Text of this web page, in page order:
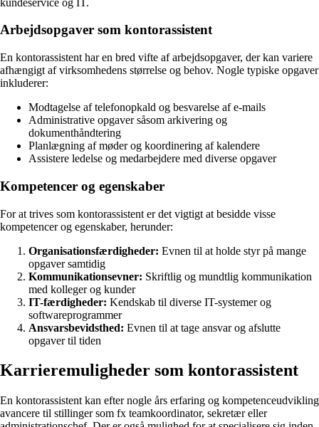
Arbejdsopgaver som kontorassistent
En kontorassistent har en bred vifte af arbejdsopgaver, der kan variere
afhængigt af virksomhedens størrelse og behov. Nogle typiske opgaver
inkluderer:
Modtagelse af telefonopkald og besvarelse af e-mails
Administrative opgaver såsom arkivering og
dokumenthåndtering
Planlægning af møder og koordinering af kalendere
Assistere ledelse og medarbejdere med diverse opgaver
Kompetencer og egenskaber
For at trives som kontorassistent er det vigtigt at besidde visse
kompetencer og egenskaber, herunder:
Organisationsfærdigheder: Evnen til at holde styr på mange
opgaver samtidig
Kommunikationsevner: Skriftlig og mundtlig kommunikation
med kolleger og kunder
IT-færdigheder: Kendskab til diverse IT-systemer og
softwareprogrammer
Ansvarsbevidsthed: Evnen til at tage ansvar og afslutte
opgaver til tiden
Karrieremuligheder som kontorassistent
En kontorassistent kan efter nogle års erfaring og kompetenceudvikling
avancere til stillinger som fx teamkoordinator, sekretær eller